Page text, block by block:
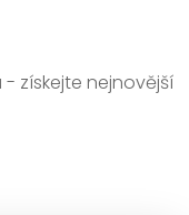
získejte nejnovější